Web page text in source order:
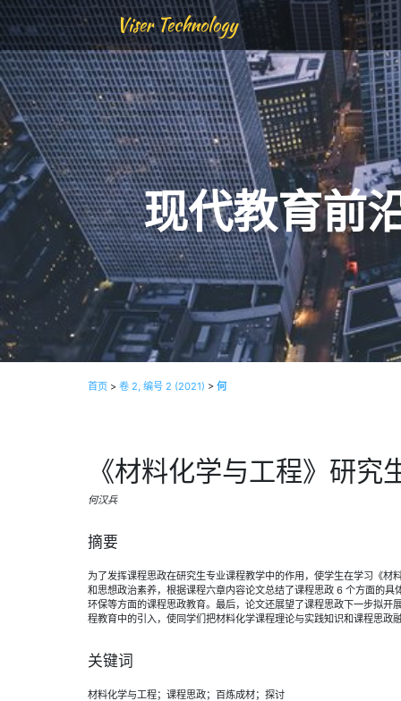
Viser Technology
现代教育前
首页 > 卷 2, 编号 2 (2021) > 何
《材料化学与工程》研究
何汉兵
摘要
为了发挥课程思政在研究生专业课程教学中的作用，使学生在学习《
和思想政治素养，根据课程六章内容论文总结了课程思政 6 个方面的
环保等方面的课程思政教育。最后，论文还展望了课程思政下一步拟开
程教育中的引入，使同学们把材料化学课程理论与实践知识和课程思政
关键词
材料化学与工程；课程思政；百炼成材；探讨